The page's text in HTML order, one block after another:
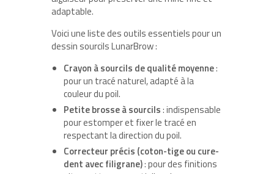
adaptable.
Voici une liste des outils essentiels pour un
dessin sourcils LunarBrow :
Crayon à sourcils de qualité moyenne:
pour un tracé naturel, adapté à la
couleur du poil.
Petite brosse à sourcils: indispensable
pour estomper et fixer le tracé en
respectant la direction du poil.
Correcteur précis (coton-tige ou cure-
dent avec filigrane): pour des finitions